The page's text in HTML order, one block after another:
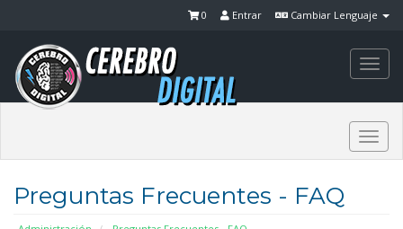
Cambiar Lenguaje
Entrar
0
Preguntas Frecuentes - FAQ